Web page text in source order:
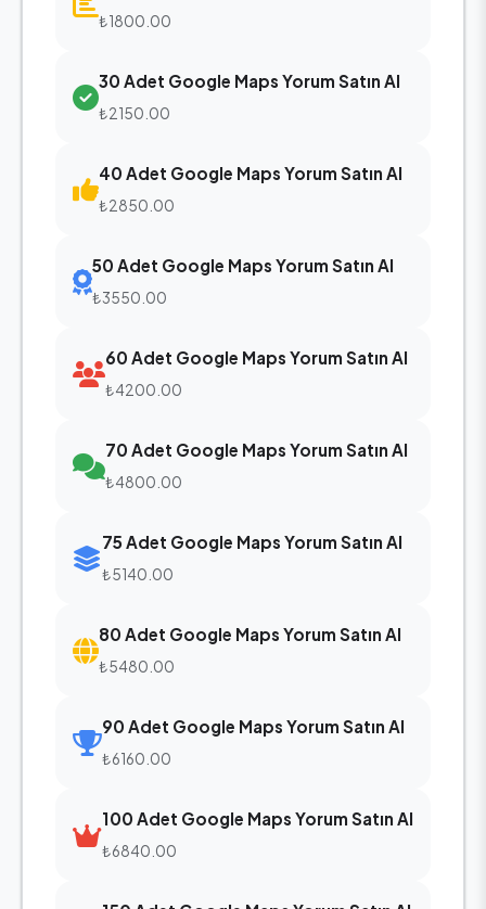
₺1800.00
30 Adet Google Maps Yorum Satın Al
₺2150.00
40 Adet Google Maps Yorum Satın Al
₺2850.00
50 Adet Google Maps Yorum Satın Al
₺3550.00
60 Adet Google Maps Yorum Satın Al
₺4200.00
70 Adet Google Maps Yorum Satın Al
₺4800.00
75 Adet Google Maps Yorum Satın Al
₺5140.00
80 Adet Google Maps Yorum Satın Al
₺5480.00
90 Adet Google Maps Yorum Satın Al
₺6160.00
100 Adet Google Maps Yorum Satın Al
₺6840.00